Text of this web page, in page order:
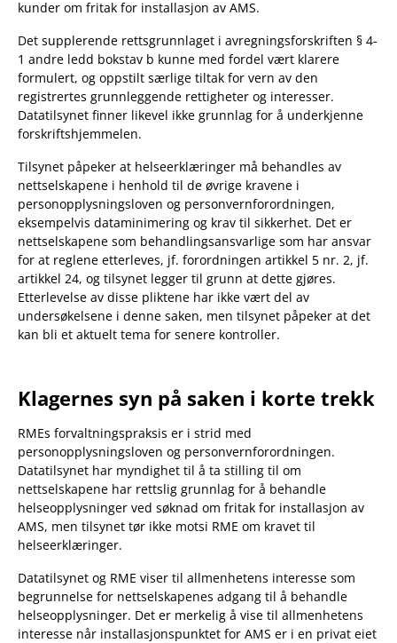
kunder om fritak for installasjon av AMS.
Det supplerende rettsgrunnlaget i avregningsforskriften § 4-
1 andre ledd bokstav b kunne med fordel vært klarere
formulert, og oppstilt særlige tiltak for vern av den
registrertes grunnleggende rettigheter og interesser.
Datatilsynet finner likevel ikke grunnlag for å underkjenne
forskriftshjemmelen.
Tilsynet påpeker at helseerklæringer må behandles av
nettselskapene i henhold til de øvrige kravene i
personopplysningsloven og personvernforordningen,
eksempelvis dataminimering og krav til sikkerhet. Det er
nettselskapene som behandlingsansvarlige som har ansvar
for at reglene etterleves, jf. forordningen artikkel 5 nr. 2, jf.
artikkel 24, og tilsynet legger til grunn at dette gjøres.
Etterlevelse av disse pliktene har ikke vært del av
undersøkelsene i denne saken, men tilsynet påpeker at det
kan bli et aktuelt tema for senere kontroller.
Klagernes syn på saken i korte trekk
RMEs forvaltningspraksis er i strid med
personopplysningsloven og personvernforordningen.
Datatilsynet har myndighet til å ta stilling til om
nettselskapene har rettslig grunnlag for å behandle
helseopplysninger ved søknad om fritak for installasjon av
AMS, men tilsynet tør ikke motsi RME om kravet til
helseerklæringer.
Datatilsynet og RME viser til allmenhetens interesse som
begrunnelse for nettselskapenes adgang til å behandle
helseopplysninger. Det er merkelig å vise til allmenhetens
interesse når installasjonspunktet for AMS er i en privat eiet